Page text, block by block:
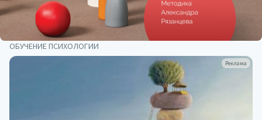
ОБУЧЕНИЕ ПСИХОЛОГИИ
Реклама